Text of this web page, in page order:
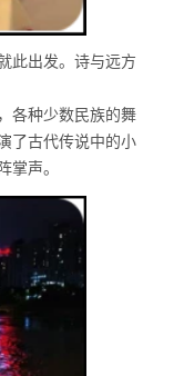
此出发。诗与远方
各种少数民族的舞
了古代传说中的小
掌声。